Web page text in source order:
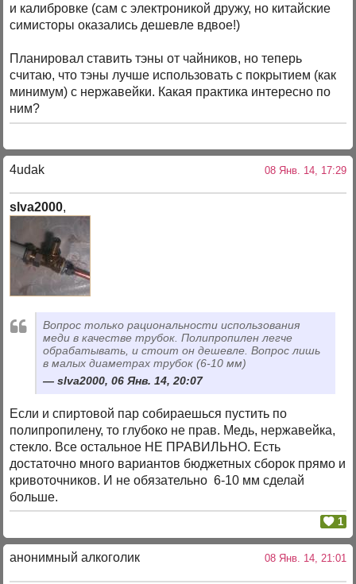
и калибровке (сам с электроникой дружу, но китайские
симисторы оказались дешевле вдвое!)
Планировал ставить тэны от чайников, но теперь
считаю, что тэны лучше использовать с покрытием (как
минимум) с нержавейки. Какая практика интересно по
ним?
4udak 08 Янв. 14, 17:29
slva2000,
Вопрос только рациональности использования
меди в качестве трубок. Полипропилен легче
обрабатывать, и стоит он дешевле. Вопрос лишь
в малых диаметрах трубок (6-10 мм)
slva2000, 06 Янв. 14, 20:07
Если и спиртовой пар собираешься пустить по
полипропилену, то глубоко не прав. Медь, нержавейка,
стекло. Все остальное НЕ ПРАВИЛЬНО. Есть
достаточно много вариантов бюджетных сборок прямо и
кривоточников. И не обязательно 6-10 мм сделай
больше.
1
анонимный алкоголик 08 Янв. 14, 21:01